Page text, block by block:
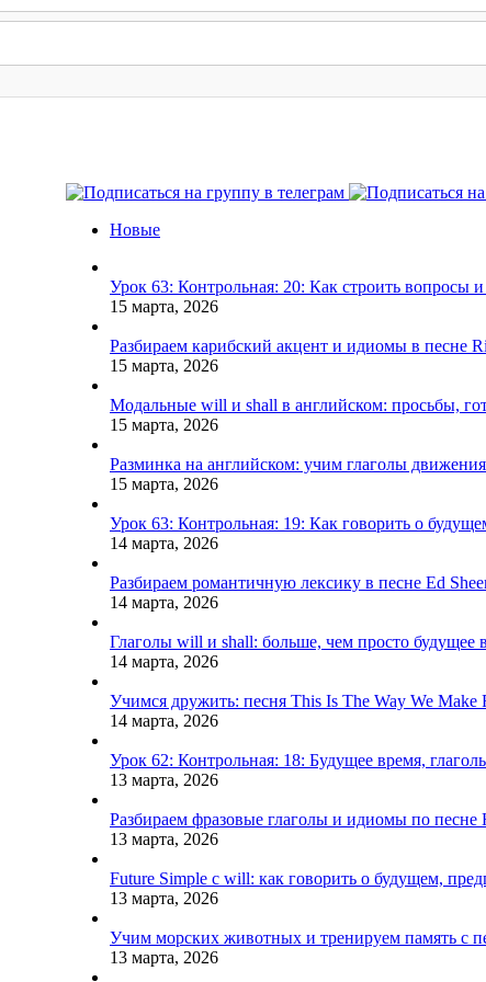
Новые
Урок 63: Контрольная: 20: Как строить вопросы
15 марта, 2026
Разбираем карибский акцент и идиомы в песне
15 марта, 2026
Модальные will и shall в английском: просьбы,
15 марта, 2026
Разминка на английском: учим глаголы
15 марта, 2026
Урок 63: Контрольная: 19: Как говорить о
14 марта, 2026
Разбираем романтичную лексику в песне Ed
14 марта, 2026
Глаголы will и shall: больше, чем просто будущее
14 марта, 2026
Учимся дружить: песня This Is The Way We Make
14 марта, 2026
Урок 62: Контрольная: 18: Будущее время,
13 марта, 2026
Разбираем фразовые глаголы и идиомы по
13 марта, 2026
Future Simple с will: как говорить о будущем,
13 марта, 2026
Учим морских животных и тренируем память с
13 марта, 2026